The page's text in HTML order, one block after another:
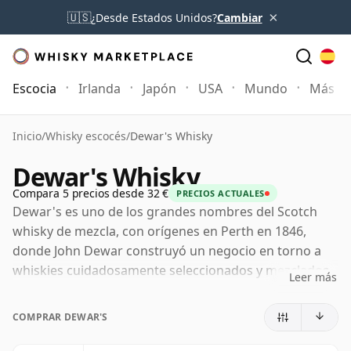
🇺🇸¿Desde Estados Unidos?Cambiar ×
Escocia Irlanda Japón USA Mundo Más
Inicio/Whisky escocés/Dewar's Whisky
Dewar's Whisky
Compara 5 precios desde 32 € PRECIOS ACTUALES
Dewar's es uno de los grandes nombres del Scotch
whisky de mezcla, con orígenes en Perth en 1846,
donde John Dewar construyó un negocio en torno a
whiskies cuidadosamente seleccionados y mezclados.
sus hijos, John Alexander y Tommy Dewar, cuya visión
Leer más
COMPRAR DEWAR'S